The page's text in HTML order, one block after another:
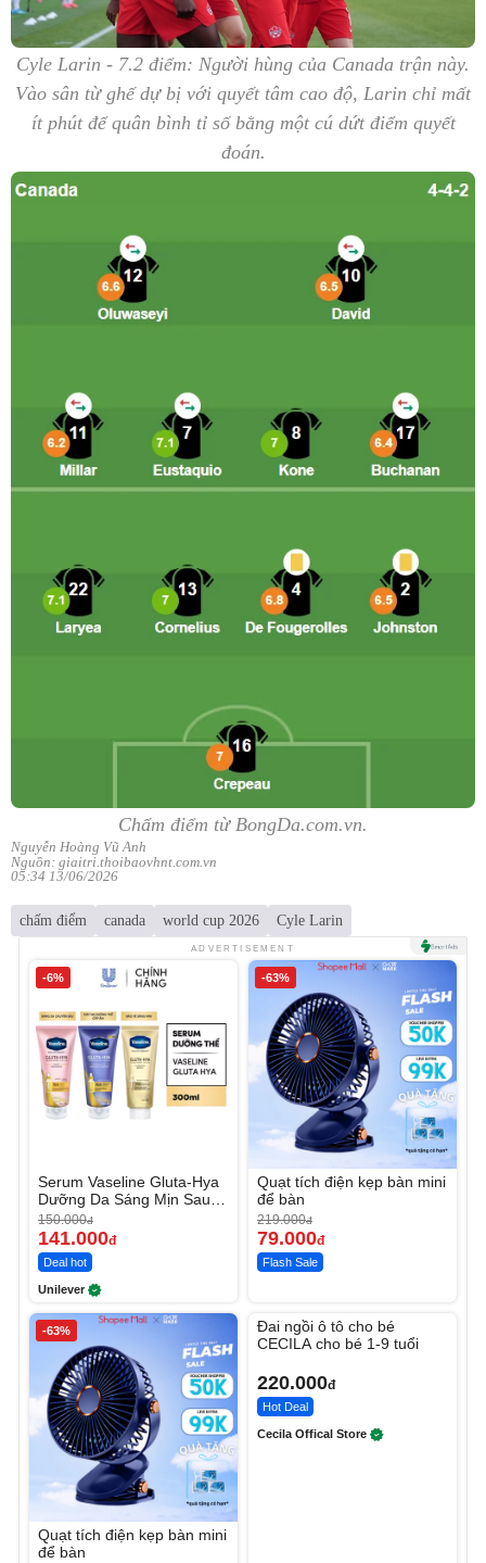
Cyle Larin - 7.2 điểm: Người hùng của Canada trận này.
Vào sân từ ghế dự bị với quyết tâm cao độ, Larin chỉ mất
ít phút để quân bình tỉ số bằng một cú dứt điểm quyết
đoán.
Chấm điểm từ BongDa.com.vn.
Nguyễn Hoàng Vũ Anh
Nguồn: giaitri.thoibaovhnt.com.vn
05:34 13/06/2026
chấm điểm canada world cup 2026 Cyle Larin
ADVERTISEMENT
-6%
Serum Vaseline Gluta-Hya
Dưỡng Da Sáng Mịn Sau 7
Ngày
150.000đ
141.000đ
Deal hot
Unilever
-63%
Quạt tích điện kẹp bàn mini
để bàn
219.000đ
79.000đ
Flash Sale
-63%
Quạt tích điện kẹp bàn mini
để bàn
Đai ngồi ô tô cho bé
CECILA cho bé 1-9 tuổi
220.000đ
Hot Deal
Cecila Offical Store